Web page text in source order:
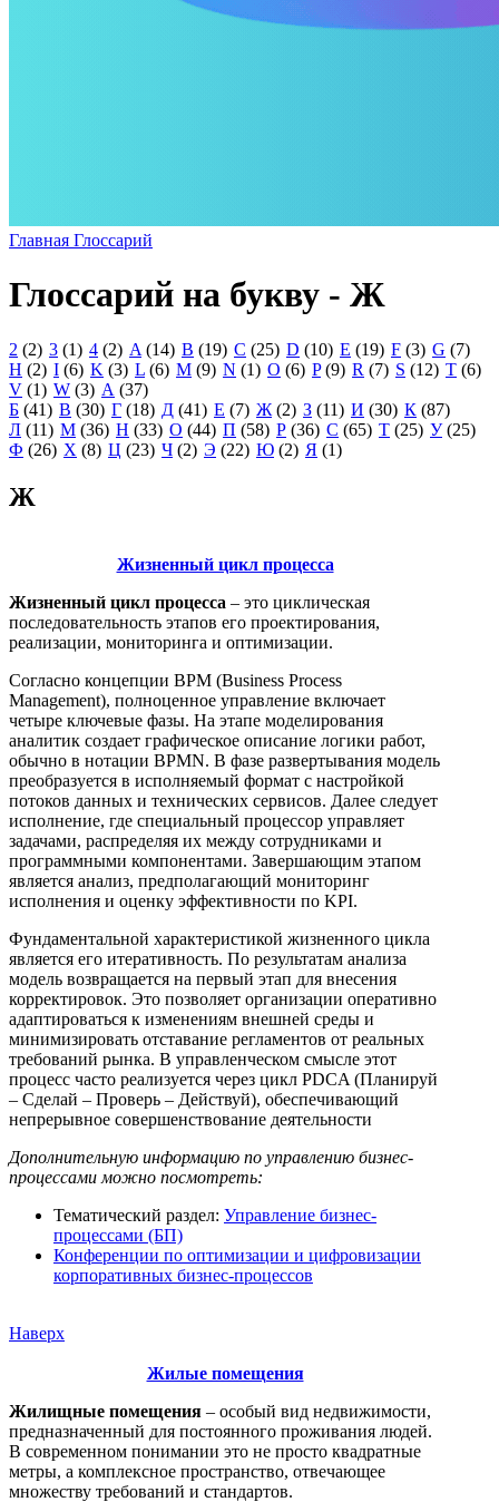
Главная Глоссарий
Глоссарий на букву - Ж
2 (2) 3 (1) 4 (2) A (14) B (19) C (25) D (10) E (19) F (3) G (7)
H (2) I (6) K (3) L (6) M (9) N (1) O (6) P(9) R (7) S (12) T (6)
V (1) W (3) А (37)
Б (41) В (30) Г (18) Д (41) Е (7) Ж (2) З (11) И (30) К (87)
Л (11) М (36) Н (33) О (44) П (58) Р (36) С (65) Т (25) У(25)
Ф (26) Х (8) Ц (23) Ч (2) Э (22) Ю (2) Я (1)
Ж
Жизненный цикл процесса
Жизненный цикл процесса – это циклическая
последовательность этапов его проектирования,
реализации, мониторинга и оптимизации.
Согласно концепции BPM (Business Process
Management), полноценное управление включает
четыре ключевые фазы. На этапе моделирования
аналитик создает графическое описание логики работ,
обычно в нотации BPMN. В фазе развертывания модель
преобразуется в исполняемый формат с настройкой
потоков данных и технических сервисов. Далее следует
исполнение, где специальный процессор управляет
задачами, распределяя их между сотрудниками и
программными компонентами. Завершающим этапом
является анализ, предполагающий мониторинг
исполнения и оценку эффективности по KPI.
Фундаментальной характеристикой жизненного цикла
является его итеративность. По результатам анализа
модель возвращается на первый этап для внесения
корректировок. Это позволяет организации оперативно
адаптироваться к изменениям внешней среды и
минимизировать отставание регламентов от реальных
требований рынка. В управленческом смысле этот
процесс часто реализуется через цикл PDCA (Планируй
– Сделай – Проверь – Действуй), обеспечивающий
непрерывное совершенствование деятельности
Дополнительную информацию по управлению бизнес-
процессами можно посмотреть:
Тематический раздел: Управление бизнес-
процессами (БП)
Конференции по оптимизации и цифровизации
корпоративных бизнес-процессов
Наверх
Жилые помещения
Жилищные помещения – особый вид недвижимости,
предназначенный для постоянного проживания людей.
В современном понимании это не просто квадратные
метры, а комплексное пространство, отвечающее
множеству требований и стандартов.